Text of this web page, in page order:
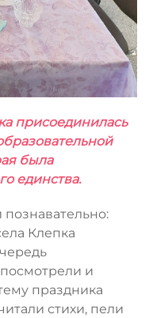
присоединилась
была
единства.
Клепка
и
праздника
стихи, пели